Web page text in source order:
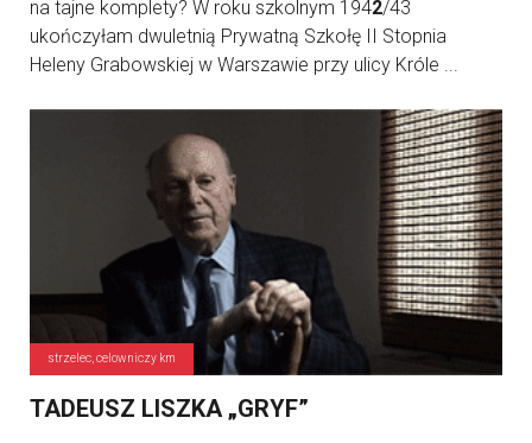
na tajne komplety? W roku szkolnym 1942/43
ukończyłam dwuletnią Prywatną Szkołę II Stopnia
Heleny Grabowskiej w Warszawie przy ulicy Króle ...
strzelec, celowniczy km
TADEUSZ LISZKA „GRYF”